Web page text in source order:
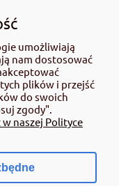
w etykiecie i informacje
rodzaj zagrożenia
w etykiecie.
mogą być nabyte tylko i
kwalifikacje
roślin określone w
Ochrony Roślin Dz.
powyższych warunków jest
umożliwiają
nam dostosować
plików i przejść
do swoich
zgody".
naszej Polityce